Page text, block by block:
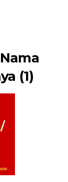
(1)